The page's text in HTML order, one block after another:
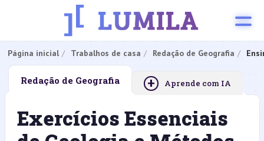
Página inicial Trabalhos de casa Redação de Geografia
Redação de Geografia + Aprende com IA
Exercícios Essenciais